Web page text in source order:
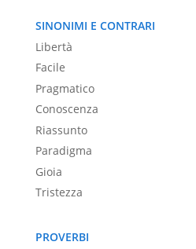
SINONIMI E CONTRARI
Libertà
Facile
Pragmatico
Conoscenza
Riassunto
Paradigma
Gioia
Tristezza
PROVERBI